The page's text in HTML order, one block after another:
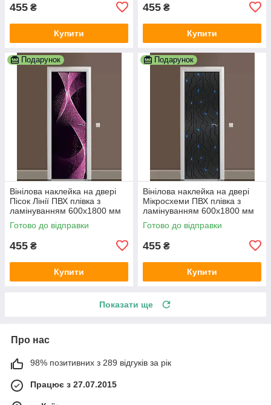
455 ₴
Купити
455 ₴
Купити
Подарунок
Вінілова наклейка на двері
Пісок Лінії ПВХ плівка з
ламінуванням 600х1800 мм
Абстракції Фіолетовий
Готово до відправки
455 ₴
Купити
Подарунок
Вінілова наклейка на двері
Мікросхеми ПВХ плівка з
ламінуванням 600х1800 мм
Абстракція Чорний
Готово до відправки
455 ₴
Купити
Показати ще
Про нас
98% позитивних з 289 відгуків за рік
Працює з 27.07.2015